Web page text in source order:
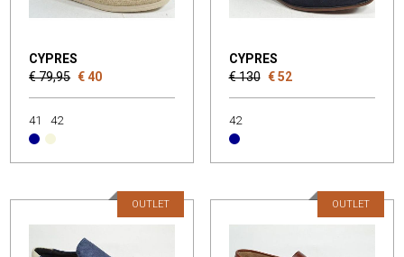
CYPRES
€ 79,95 € 40
41 42
CYPRES
€ 130 € 52
42
OUTLET OUTLET